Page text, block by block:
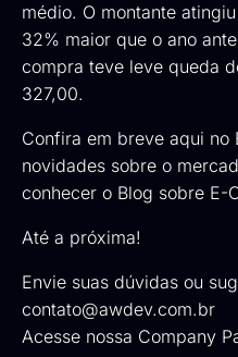
médio. O montante
32% maior que o ano
compra teve leve queda
327,00.
Confira em breve aqui no
novidades sobre o
conhecer o Blog sobre E-
Até a próxima!
Envie suas dúvidas ou
contato@awdev.com.br
Acesse nossa Company